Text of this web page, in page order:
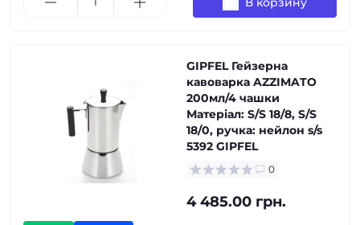
GIPFEL Гейзерна
кавоварка AZZIMATO
200мл/4 чашки
Матеріал: S/S 18/8, S/S
18/0, ручка: нейлон s/s
5392 GIPFEL
0
4 485.00 грн.